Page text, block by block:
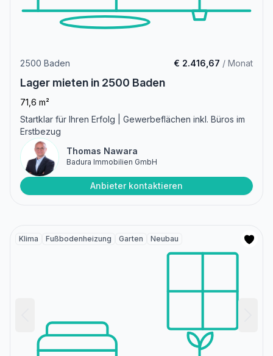
2500 Baden € 2.416,67 / Monat
Lager mieten in 2500 Baden
71,6 m²
Startklar für Ihren Erfolg | Gewerbeflächen inkl. Büros im
Erstbezug
Thomas Nawara
Badura Immobilien GmbH
Anbieter kontaktieren
Klima Fußbodenheizung Garten Neubau